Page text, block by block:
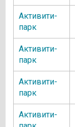
Активити-
парк
Активити-
парк
Активити-
парк
Активити-